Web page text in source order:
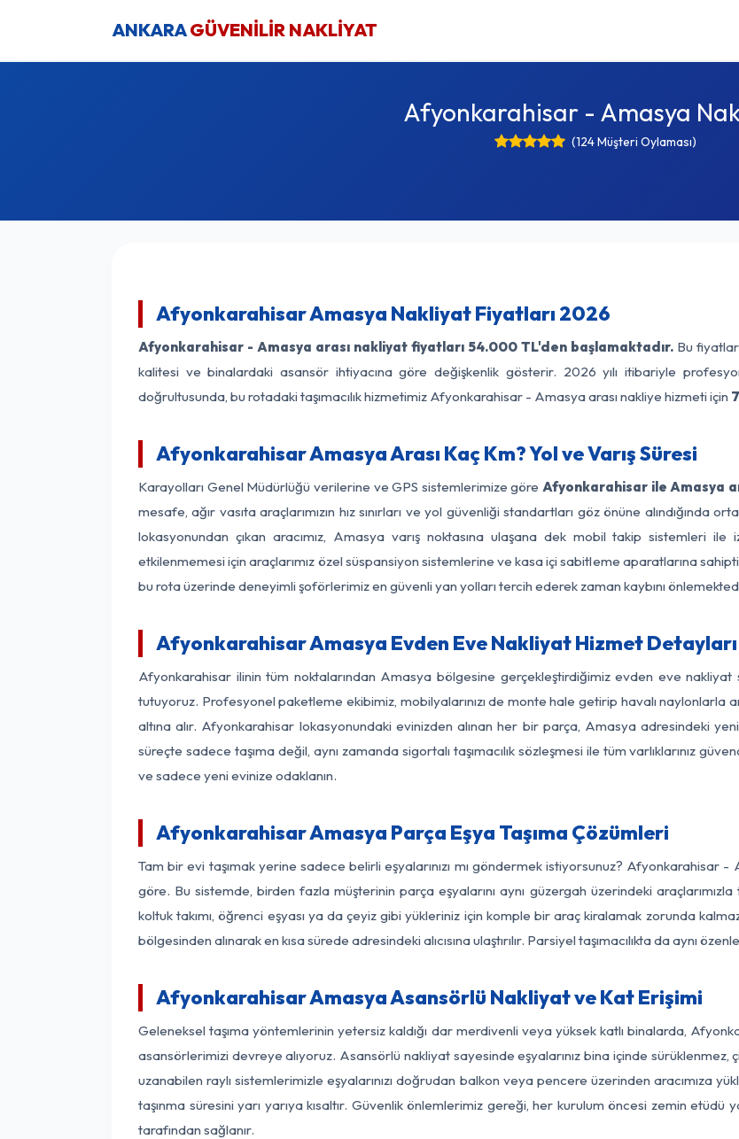
ANKARAGÜVENİLİR NAKLİYAT
Afyonkarahisar - Amasya
(124 Müşteri Oylaması)
Afyonkarahisar Amasya Nakliyat Fiyatları 2026
Afyonkarahisar - Amasya arası nakliyat fiyatları 54.000 TL'den başlamaktadır. Bu
kalitesi ve binalardaki asansör ihtiyacına göre değişkenlik gösterir. 2026 yılı itibariyle
doğrultusunda, bu rotadaki taşımacılık hizmetimiz Afyonkarahisar - Amasya arası nakliye hizmeti için
Afyonkarahisar Amasya Arası Kaç Km? Yol ve Varış Süresi
Karayolları Genel Müdürlüğü verilerine ve GPS sistemlerimize göre Afyonkarahisar ile Amasya
mesafe, ağır vasıta araçlarımızın hız sınırları ve yol güvenliği standartları göz önüne
lokasyonundan çıkan aracımız, Amasya varış noktasına ulaşana dek mobil takip sistemleri ile
etkilenmemesi için araçlarımız özel süspansiyon sistemlerine ve kasa içi sabitleme aparatlarına
bu rota üzerinde deneyimli şoförlerimiz en güvenli yan yolları tercih ederek zaman kaybını
Afyonkarahisar Amasya Evden Eve Nakliyat Hizmet Detayları
Afyonkarahisar ilinin tüm noktalarından Amasya bölgesine gerçekleştirdiğimiz evden eve
tutuyoruz. Profesyonel paketleme ekibimiz, mobilyalarınızı de monte hale getirip havalı naylonlarla
altına alır. Afyonkarahisar lokasyonundaki evinizden alınan her bir parça, Amasya adresindeki
süreçte sadece taşıma değil, aynı zamanda sigortalı taşımacılık sözleşmesi ile tüm varlıklarınız
ve sadece yeni evinize odaklanın.
Afyonkarahisar Amasya Parça Eşya Taşıma Çözümleri
Tam bir evi taşımak yerine sadece belirli eşyalarınızı mı göndermek istiyorsunuz? Afyonkarahisar
göre. Bu sistemde, birden fazla müşterinin parça eşyalarını aynı güzergah üzerindeki
koltuk takımı, öğrenci eşyası ya da çeyiz gibi yükleriniz için komple bir araç kiralamak zorunda
bölgesinden alınarak en kısa sürede adresindeki alıcısına ulaştırılır. Parsiyel taşımacılıkta da aynı
Afyonkarahisar Amasya Asansörlü Nakliyat ve Kat Erişimi
Geleneksel taşıma yöntemlerinin yetersiz kaldığı dar merdivenli veya yüksek katlı binalarda,
asansörlerimizi devreye alıyoruz. Asansörlü nakliyat sayesinde eşyalarınız bina içinde sürüklenmez,
uzanabilen raylı sistemlerimizle eşyalarınızı doğrudan balkon veya pencere üzerinden aracımıza
taşınma süresini yarı yarıya kısaltır. Güvenlik önlemlerimiz gereği, her kurulum öncesi zemin
tarafından sağlanır.